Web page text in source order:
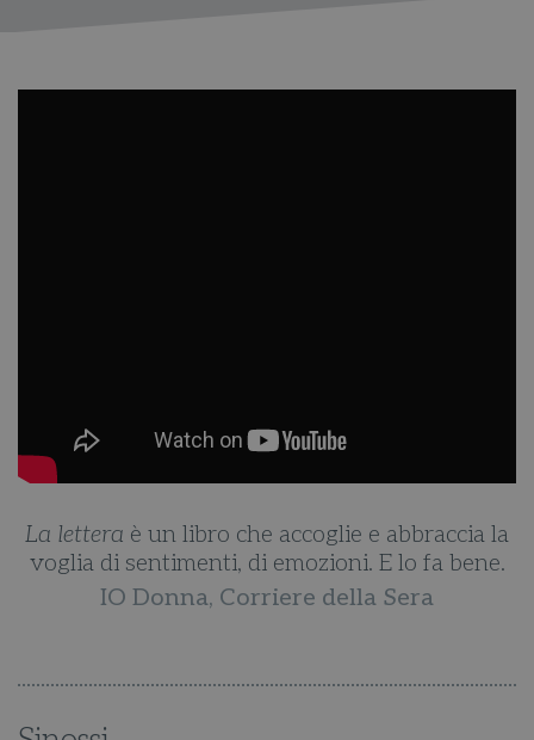
La lettera è un libro che accoglie e abbraccia la
voglia di sentimenti, di emozioni. E lo fa bene.
IO Donna, Corriere della Sera